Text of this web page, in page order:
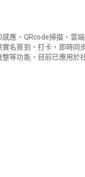
應、QRcode掃描、雲
名簽到、打卡，即時同
等功能，目前已應用